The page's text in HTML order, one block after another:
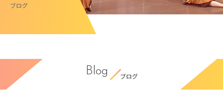
ブログ
Blog
ブログ